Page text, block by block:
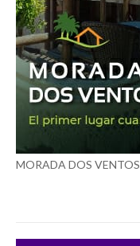
MORADA DOS VENTOS